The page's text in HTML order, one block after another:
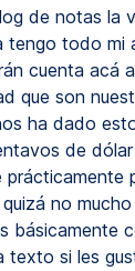
de notas la
tengo todo mi
cuenta acá
que son
ha dado
de
prácticamente
no
básicamente
texto si les